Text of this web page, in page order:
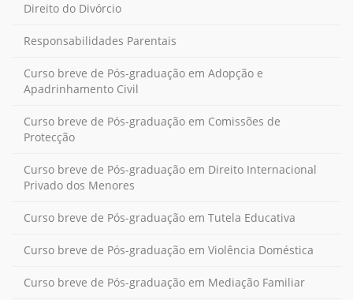
Direito do Divórcio
Responsabilidades Parentais
Curso breve de Pós-graduação em Adopção e
Apadrinhamento Civil
Curso breve de Pós-graduação em Comissões de
Protecção
Curso breve de Pós-graduação em Direito Internacional
Privado dos Menores
Curso breve de Pós-graduação em Tutela Educativa
Curso breve de Pós-graduação em Violência Doméstica
Curso breve de Pós-graduação em Mediação Familiar